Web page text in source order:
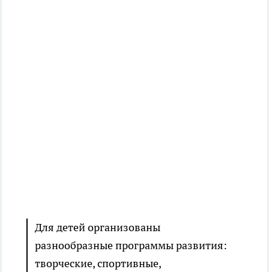
Для детей организованы
разнообразные программы развития:
творческие, спортивные,